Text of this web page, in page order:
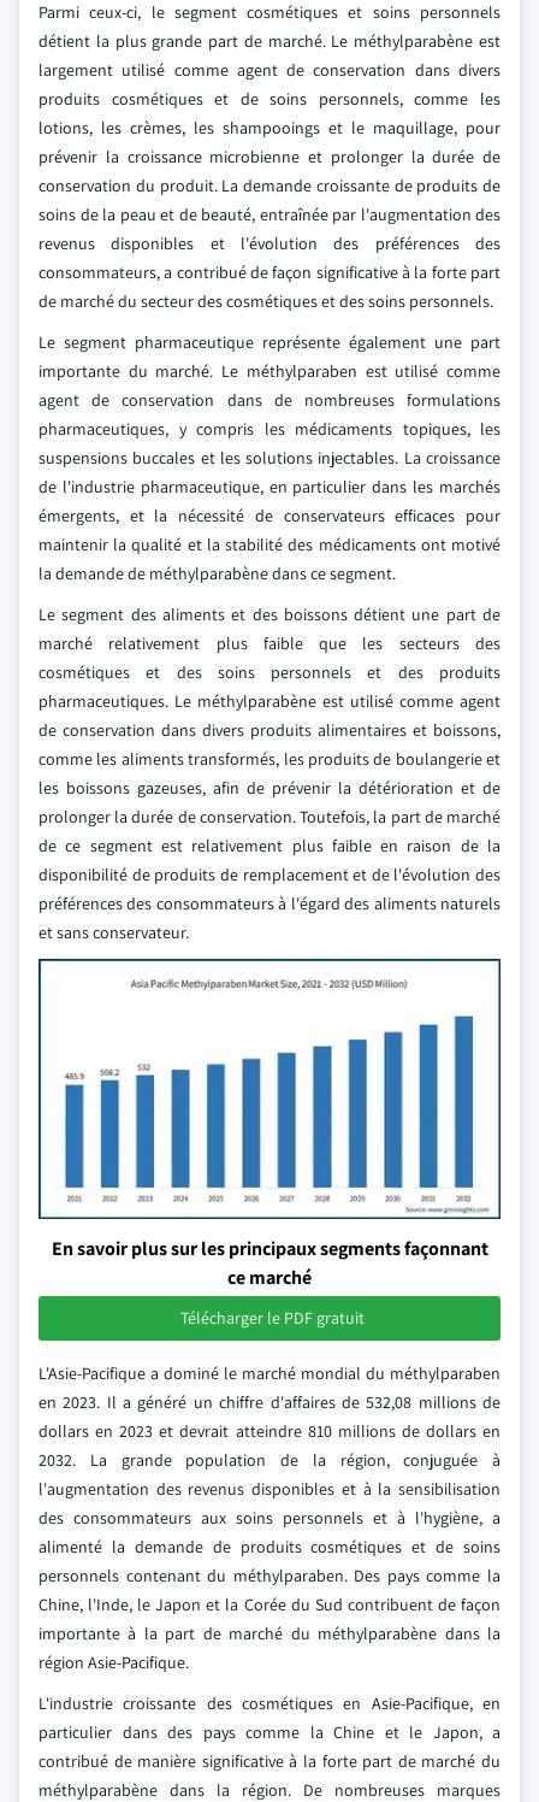
Parmi ceux-ci, le segment cosmétiques et soins personnels
détient la plus grande part de marché. Le méthylparabène est
largement utilisé comme agent de conservation dans divers
produits cosmétiques et de soins personnels, comme les
lotions, les crèmes, les shampooings et le maquillage, pour
prévenir la croissance microbienne et prolonger la durée de
conservation du produit. La demande croissante de produits de
soins de la peau et de beauté, entraînée par l'augmentation des
revenus disponibles et l'évolution des préférences des
consommateurs, a contribué de façon significative à la forte part
de marché du secteur des cosmétiques et des soins personnels.
Le segment pharmaceutique représente également une part
importante du marché. Le méthylparaben est utilisé comme
agent de conservation dans de nombreuses formulations
pharmaceutiques, y compris les médicaments topiques, les
suspensions buccales et les solutions injectables. La croissance
de l'industrie pharmaceutique, en particulier dans les marchés
émergents, et la nécessité de conservateurs efficaces pour
maintenir la qualité et la stabilité des médicaments ont motivé
la demande de méthylparabène dans ce segment.
Le segment des aliments et des boissons détient une part de
marché relativement plus faible que les secteurs des
cosmétiques et des soins personnels et des produits
pharmaceutiques. Le méthylparabène est utilisé comme agent
de conservation dans divers produits alimentaires et boissons,
comme les aliments transformés, les produits de boulangerie et
les boissons gazeuses, afin de prévenir la détérioration et de
prolonger la durée de conservation. Toutefois, la part de marché
de ce segment est relativement plus faible en raison de la
disponibilité de produits de remplacement et de l'évolution des
préférences des consommateurs à l'égard des aliments naturels
et sans conservateur.
En savoir plus sur les principaux segments façonnant
ce marché
Télécharger le PDF gratuit
L'Asie-Pacifique a dominé le marché mondial du méthylparaben
en 2023. Il a généré un chiffre d'affaires de 532,08 millions de
dollars en 2023 et devrait atteindre 810 millions de dollars en
2032. La grande population de la région, conjuguée à
l'augmentation des revenus disponibles et à la sensibilisation
des consommateurs aux soins personnels et à l'hygiène, a
alimenté la demande de produits cosmétiques et de soins
personnels contenant du méthylparaben. Des pays comme la
Chine, l'Inde, le Japon et la Corée du Sud contribuent de façon
importante à la part de marché du méthylparabène dans la
région Asie-Pacifique.
L'industrie croissante des cosmétiques en Asie-Pacifique, en
particulier dans des pays comme la Chine et le Japon, a
contribué de manière significative à la forte part de marché du
méthylparabène dans la région. De nombreuses marques